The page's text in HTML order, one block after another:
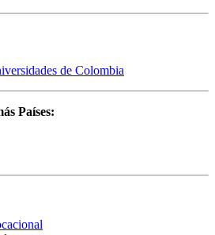
de Colombia
Países: